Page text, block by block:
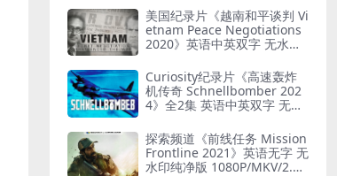
的儿童
美国纪录片《越南和平谈判 Vi
etnam Peace Negotiations
2020》英语中英双字 无水印
南和平协议
Curiosity纪录片《高速轰炸
机传奇 Schnellbomber 202
4》全2集 英语中英双字 无水
闪电轰炸机
探索频道《前线任务 Mission
Frontline 2021》英语无字 无
水印纯净版 1080P/MKV/2.51